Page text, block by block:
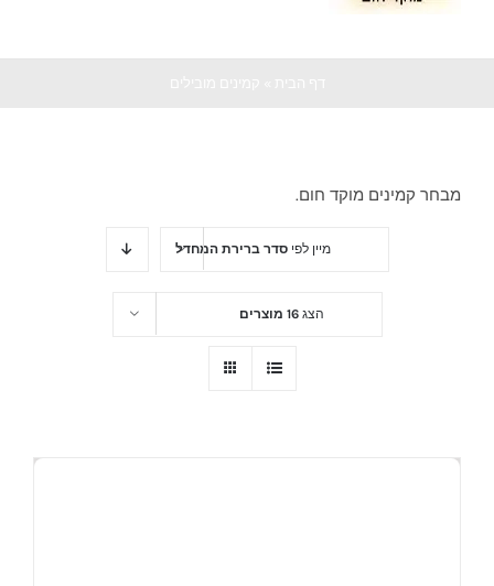
מבחר קמינים מוקד חום.
מיין לפיסדר ברירת המחדל
הצג16 מוצרים